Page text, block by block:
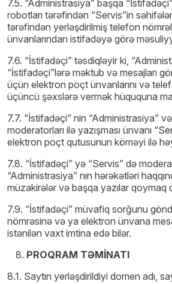
7.5. “Administrasiya” başqa
robotları tərəfindən “Servis”in
tərəfindən yerləşdirilmiş telefon
ünvanlarından istifadəyə görə
7.6. “İstifadəçi” təsdiqləyir ki,
“İstifadəçi”lərə məktub və mesajları
üçün elektron poçt ünvanlarını və
üçüncü şəxslərə vermək hüququna
7.7. “İstifadəçi” nin “Administrasiya”
moderatorları ilə yazışması ünvanı
elektron poçt qutusunun köməyi ilə
7.8. “İstifadəçi” yə “Servis” də
“Administrasiya” nın hərəkətləri
müzakirələr və başqa yazılar qoymaq
7.9. “İstifadəçi” müvafiq sorğunu
nömrəsinə və ya elektron ünvana
istənilən vaxt imtina edə bilər.
PROQRAM TƏMİNATI
8.1. Saytın yerləşdirildiyi domen adı,